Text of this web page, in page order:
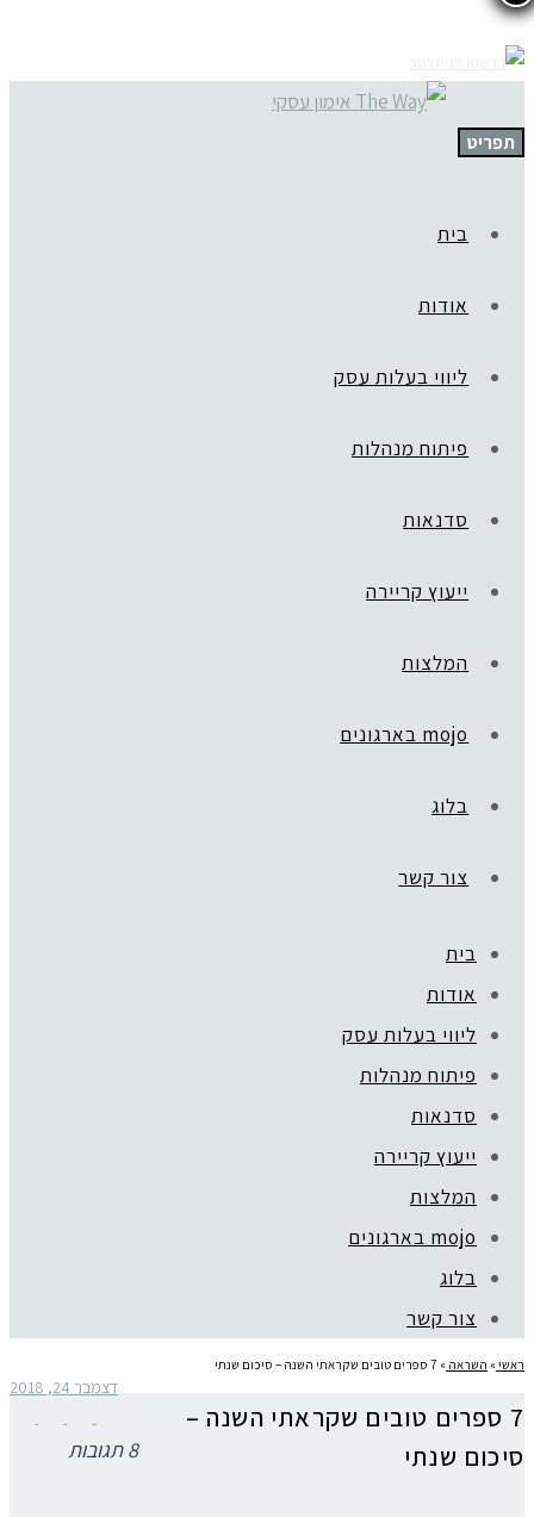
תפריט
בית
אודות
ליווי בעלות עסק
פיתוח מנהלות
סדנאות
ייעוץ קריירה
המלצות
mojo בארגונים
בלוג
צור קשר
בית
אודות
ליווי בעלות עסק
פיתוח מנהלות
סדנאות
ייעוץ קריירה
המלצות
mojo בארגונים
בלוג
צור קשר
ראשי » השראה » 7 ספרים טובים שקראתי השנה – סיכום שנתי
7 ספרים טובים שקראתי השנה –
סיכום שנתי
דצמבר 24, 2018
8 תגובות